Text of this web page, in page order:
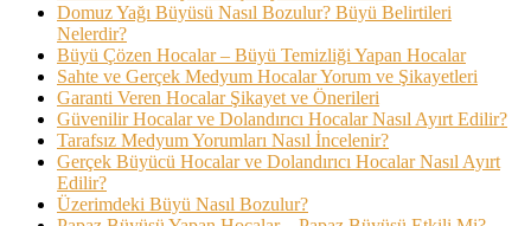
Domuz Yağı Büyüsü Nasıl Bozulur? Büyü Belirtileri
Nelerdir?
Büyü Çözen Hocalar – Büyü Temizliği Yapan Hocalar
Sahte ve Gerçek Medyum Hocalar Yorum ve Şikayetleri
Garanti Veren Hocalar Şikayet ve Önerileri
Güvenilir Hocalar ve Dolandırıcı Hocalar Nasıl Ayırt Edilir?
Tarafsız Medyum Yorumları Nasıl İncelenir?
Gerçek Büyücü Hocalar ve Dolandırıcı Hocalar Nasıl Ayırt
Edilir?
Üzerimdeki Büyü Nasıl Bozulur?